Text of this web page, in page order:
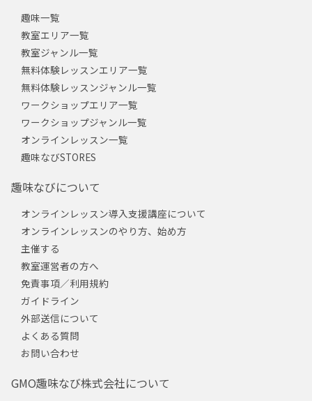
趣味一覧
教室エリア一覧
教室ジャンル一覧
無料体験レッスンエリア一覧
無料体験レッスンジャンル一覧
ワークショップエリア一覧
ワークショップジャンル一覧
オンラインレッスン一覧
趣味なびSTORES
趣味なびについて
オンラインレッスン導入支援講座について
オンラインレッスンのやり方、始め方
主催する
教室運営者の方へ
免責事項／利用規約
ガイドライン
外部送信について
よくある質問
お問い合わせ
GMO趣味なび株式会社について